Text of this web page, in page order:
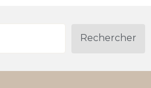
Rechercher